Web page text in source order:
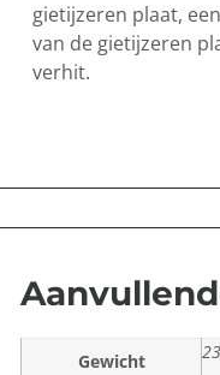
gietijzeren plaat,
van de gietijzeren
verhit.
Gewicht